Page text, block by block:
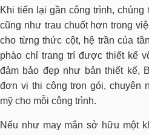
Khi tiến lại gần công trình,
cũng như trau chuốt hơn trong
cho từng thức cột, hệ trần của
phào chỉ trang trí được thiết kế
đảm bảo đẹp như bản thiết kế,
đơn vị thi công trọn gói, chuyên
mỹ cho mỗi công trình.
Nếu như may mắn sở hữu một